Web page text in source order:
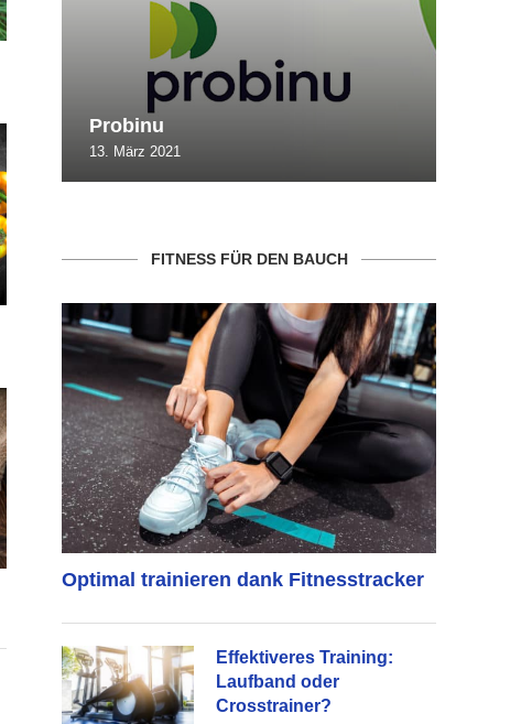
Probinu
13. März 2021
FITNESS FÜR DEN BAUCH
Optimal trainieren dank Fitnesstracker
Effektiveres Training:
Laufband oder
Crosstrainer?